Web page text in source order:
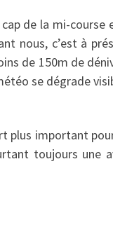
de la mi-course
nous, c’est à
de 150m de
se dégrade
plus important
toujours une